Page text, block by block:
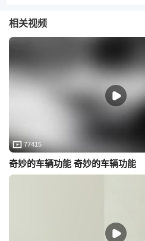
相关视频
77415
奇妙的车辆功能 奇妙的车辆功能